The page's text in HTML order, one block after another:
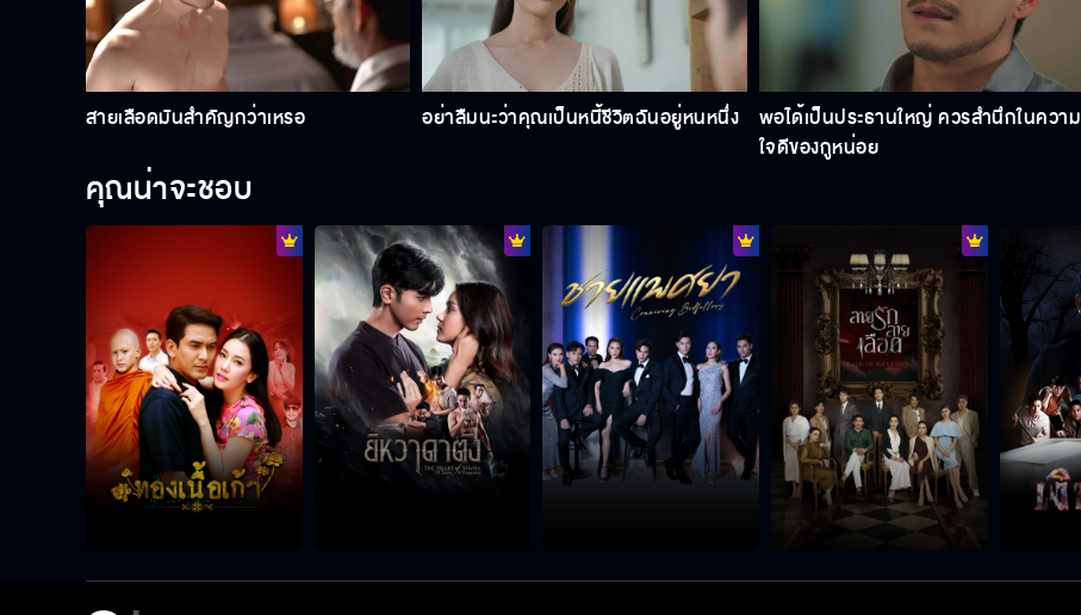
สายเลือดมันสำคัญกว่าเหรอ อย่าลืมนะว่าคุณเป็นหนี้ชีวิตฉันอยู่หนหนึ่ง
พอได้เป็นประธานใหญ่ ควรสำนึกในความ
ใจดีของกูหน่อย
คุณน่าจะชอบ